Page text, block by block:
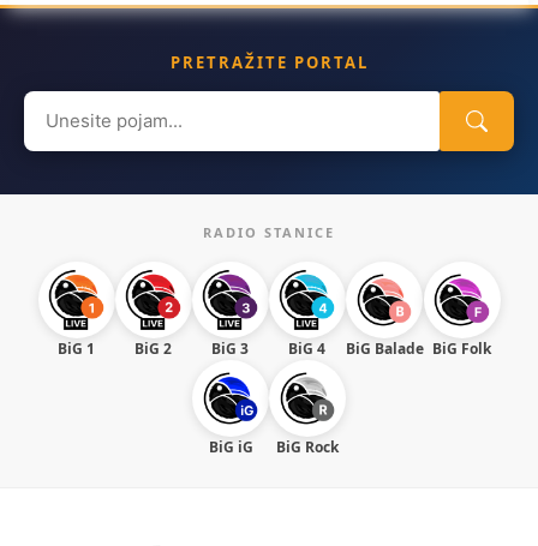
PRETRAŽITE PORTAL
Search
for:
RADIO STANICE
BiG 1 BiG 2 BiG 3 BiG 4 BiG Balade BiG Folk
BiG iG BiG Rock